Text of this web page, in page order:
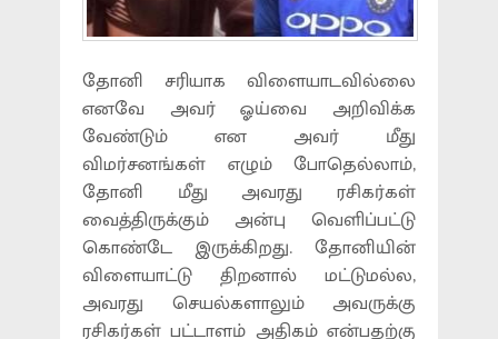
தோனி சரியாக விளையாடவில்லை
எனவே அவர் ஓய்வை அறிவிக்க
வேண்டும் என அவர் மீது
விமர்சனங்கள் எழும் போதெல்லாம்,
தோனி மீது அவரது ரசிகர்கள்
வைத்திருக்கும் அன்பு வெளிப்பட்டு
கொண்டே இருக்கிறது. தோனியின்
விளையாட்டு திறனால் மட்டுமல்ல,
அவரது செயல்களாலும் அவருக்கு
ரசிகர்கள் பட்டாளம் அதிகம் என்பதற்கு